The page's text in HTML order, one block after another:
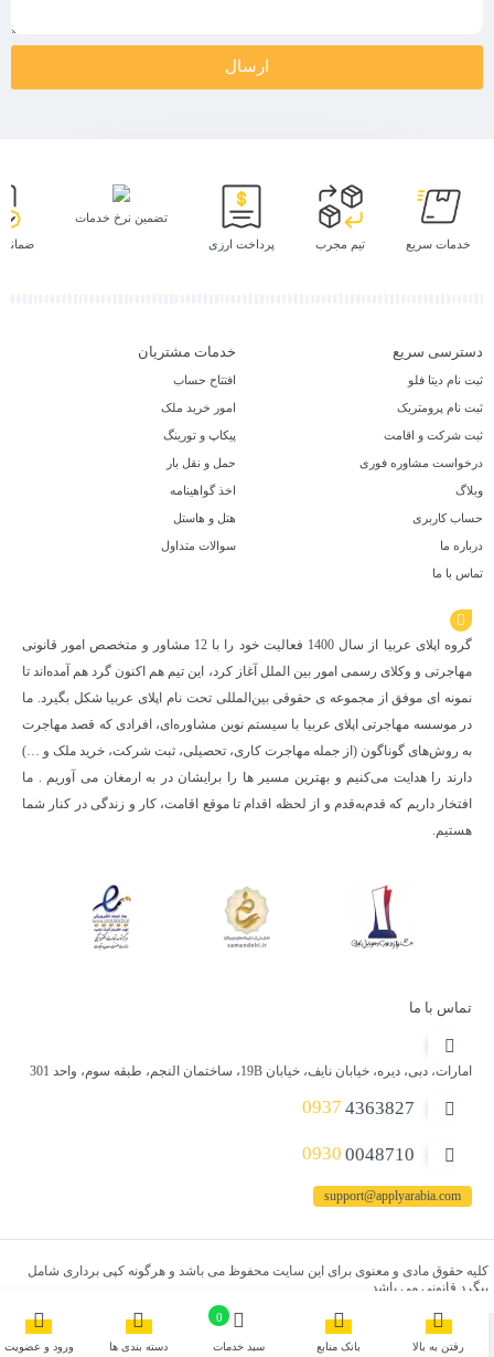
ارسال
رفتن به بالا بانک منابع
0
سبد خدمات دسته بندی ها ورود و عضویت
خدمات سریع تیم مجرب پرداخت ارزی
تضمین نرخ خدمات
ضمانت
دسترسی سریع
ثبت نام دیتا فلو
ثبت نام پرومتریک
ثبت شرکت و اقامت
درخواست مشاوره فوری
وبلاگ
حساب کاربری
درباره ما
تماس با ما
خدمات مشتریان
افتتاح حساب
امور خرید ملک
پیکاپ و تورینگ
حمل و نقل بار
اخذ گواهینامه
هتل و هاستل
سوالات متداول
گروه اپلای عربیا از سال 1400 فعالیت خود را با 12 مشاور و متخصص امور قانونی
مهاجرتی و وکلای رسمی امور بین الملل آغاز کرد، این تیم هم اکنون گرد هم آمده‌اند تا
نمونه ای موفق از مجموعه ی حقوقی بین‌المللی تحت نام اپلای عربیا شکل بگیرد. ما
در موسسه مهاجرتی اپلای عربیا با سیستم نوین مشاوره‌ای، افرادی که قصد مهاجرت
به روش‌های گوناگون (از جمله مهاجرت کاری، تحصیلی، ثبت شرکت، خرید ملک و …)
دارند را هدایت می‌کنیم و بهترین مسیر ها را برایشان در به ارمغان می آوریم . ما
افتخار داریم که قدم‌به‌قدم و از لحظه اقدام تا موقع اقامت، کار و زندگی در کنار شما
هستیم.
تماس با ما
امارات، دبی، دیره، خیابان نایف، خیابان 19B، ساختمان النجم، طبقه سوم، واحد 301
09374363827
09300048710
support@applyarabia.com
کلیه حقوق مادی و معنوی برای این سایت محفوظ می باشد و هرگونه کپی برداری شامل
پیگرد قانونی می باشد.